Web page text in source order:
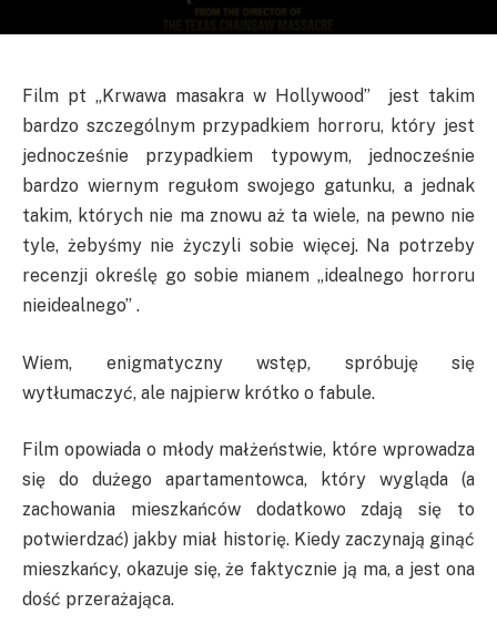
Film pt „Krwawa masakra w Hollywood” jest takim
bardzo szczególnym przypadkiem horroru, który jest
jednocześnie przypadkiem typowym, jednocześnie
bardzo wiernym regułom swojego gatunku, a jednak
takim, których nie ma znowu aż ta wiele, na pewno nie
tyle, żebyśmy nie życzyli sobie więcej. Na potrzeby
recenzji określę go sobie mianem „idealnego horroru
nieidealnego” .
Wiem, enigmatyczny wstęp, spróbuję się
wytłumaczyć, ale najpierw krótko o fabule.
Film opowiada o młody małżeństwie, które wprowadza
się do dużego apartamentowca, który wygląda (a
zachowania mieszkańców dodatkowo zdają się to
potwierdzać) jakby miał historię. Kiedy zaczynają ginąć
mieszkańcy, okazuje się, że faktycznie ją ma, a jest ona
dość przerażająca.